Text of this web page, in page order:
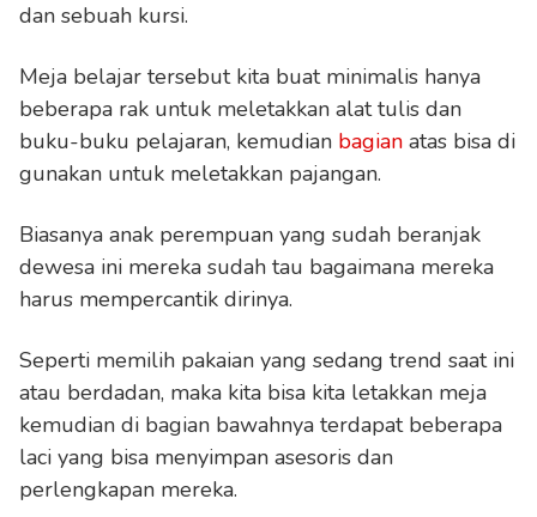
dan sebuah kursi.
Meja belajar tersebut kita buat minimalis hanya
beberapa rak untuk meletakkan alat tulis dan
buku-buku pelajaran, kemudian bagian atas bisa di
gunakan untuk meletakkan pajangan.
Biasanya anak perempuan yang sudah beranjak
dewesa ini mereka sudah tau bagaimana mereka
harus mempercantik dirinya.
Seperti memilih pakaian yang sedang trend saat ini
atau berdadan, maka kita bisa kita letakkan meja
kemudian di bagian bawahnya terdapat beberapa
laci yang bisa menyimpan asesoris dan
perlengkapan mereka.